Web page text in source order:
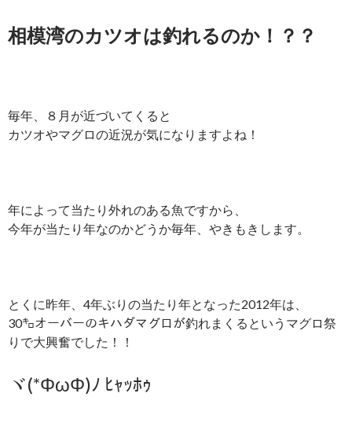
相模湾のカツオは釣れるのか！？？
毎年、８月が近づいてくると
カツオやマグロの近況が気になりますよね！
年によって当たり外れのある魚ですから、
今年が当たり年なのかどうか毎年、やきもきします。
とくに昨年、4年ぶりの当たり年となった2012年は、
30㌔オーバーのキハダマグロが釣れまくるというマグロ祭
りで大興奮でした！！
ヾ(*ΦωΦ)ﾉ ﾋｬｯﾎｩ